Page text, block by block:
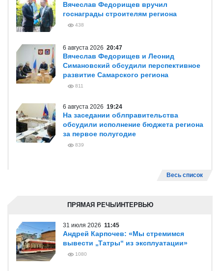
Вячеслав Федорищев вручил
госнаграды строителям региона
438
6 августа 2026 20:47
Вячеслав Федорищев и Леонид
Симановский обсудили перспективное
развитие Самарского региона
811
6 августа 2026 19:24
На заседании облправительства
обсудили исполнение бюджета региона
за первое полугодие
839
Весь список
ПРЯМАЯ РЕЧЬ/ИНТЕРВЬЮ
31 июля 2026 11:45
Андрей Карпочев: «Мы стремимся
вывести „Татры“ из эксплуатации»
1080